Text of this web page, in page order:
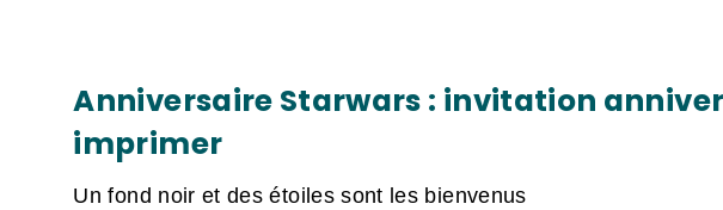
Anniversaire Starwars : invitation
imprimer
Un fond noir et des étoiles sont les bienvenus